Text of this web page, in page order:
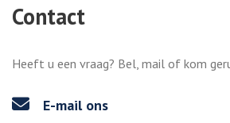
Contact
Heeft u een vraag? Bel, mail of kom
E-mail ons